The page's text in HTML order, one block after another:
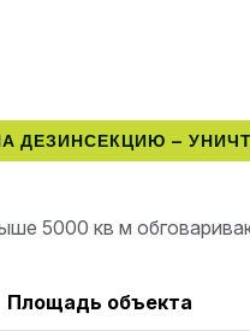
ДЕЗИНСЕКЦИЮ –
5000 кв м
Площадь объекта